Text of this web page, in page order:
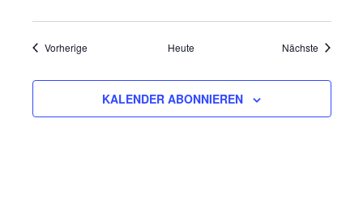
VorherigeVeranstaltungen Heute Nächste
KALENDER ABONNIEREN